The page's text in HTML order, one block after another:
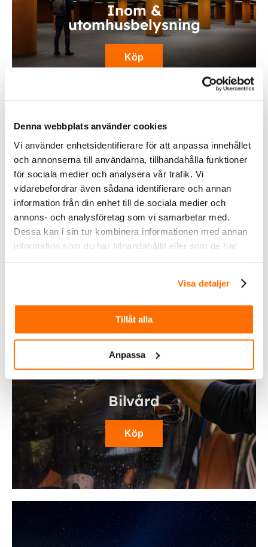
Denna webbplats använder cookies
Vi använder enhetsidentifierare för att anpassa innehållet
och annonserna till användarna, tillhandahålla funktioner
för sociala medier och analysera vår trafik. Vi
vidarebefordrar även sådana identifierare och annan
information från din enhet till de sociala medier och
annons- och analysföretag som vi samarbetar med.
Dessa kan i sin tur kombinera informationen med annan
information som du har tillhandahållit eller som de har
Visa detaljer
Tillåt alla
Anpassa
Fordonsbelysning
Köp
Inom &
utomhusbelysning
Köp
Bilvård
Köp